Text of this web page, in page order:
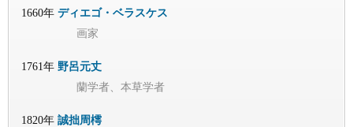
1660年 ディエゴ・ベラスケス
画家
1761年 野呂元丈
蘭学者、本草学者
1820年 誠拙周樗